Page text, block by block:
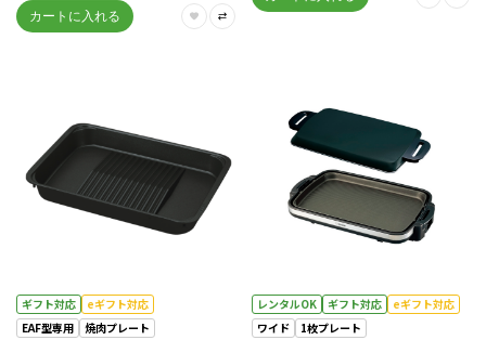
ギフト対応
eギフト対応
EAF型専用
焼肉プレート
レンタルOK ギフト対応
eギフト対応
ワイド
1枚プレート